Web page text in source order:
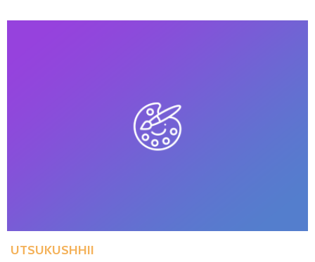
UTSUKUSHHII